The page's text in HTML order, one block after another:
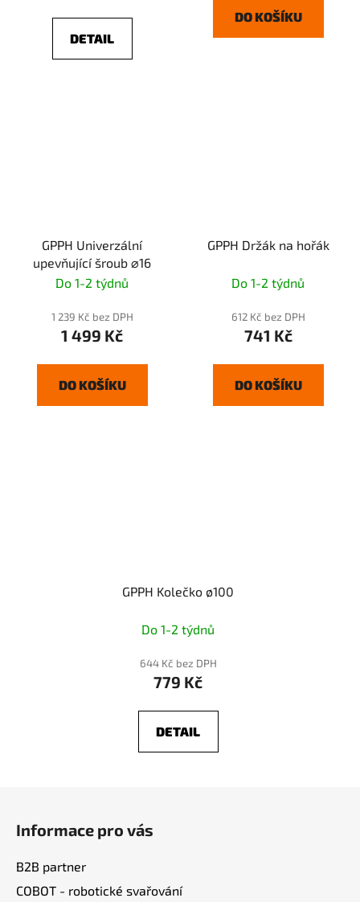
DETAIL
DO KOŠÍKU
GPPH Univerzální
upevňující šroub ⌀16
Do 1-2 týdnů
1 239 Kč bez DPH
1 499 Kč
DO KOŠÍKU
GPPH Držák na hořák
Do 1-2 týdnů
612 Kč bez DPH
741 Kč
DO KOŠÍKU
GPPH Kolečko ø100
Do 1-2 týdnů
644 Kč bez DPH
779 Kč
DETAIL
Informace pro vás
B2B partner
COBOT - robotické svařování